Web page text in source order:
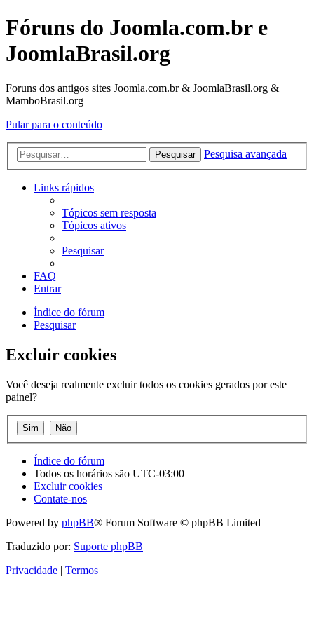
Fóruns do Joomla.com.br e
JoomlaBrasil.org
Foruns dos antigos sites Joomla.com.br & JoomlaBrasil.org &
MamboBrasil.org
Pular para o conteúdo
Pesquisar Pesquisa avançada
Links rápidos
Tópicos sem resposta
Tópicos ativos
Pesquisar
FAQ
Entrar
Índice do fórum
Pesquisar
Excluir cookies
Você deseja realmente excluir todos os cookies gerados por este
painel?
Índice do fórum
Todos os horários são UTC-03:00
Excluir cookies
Contate-nos
Powered by phpBB® Forum Software © phpBB Limited
Traduzido por: Suporte phpBB
Privacidade | Termos